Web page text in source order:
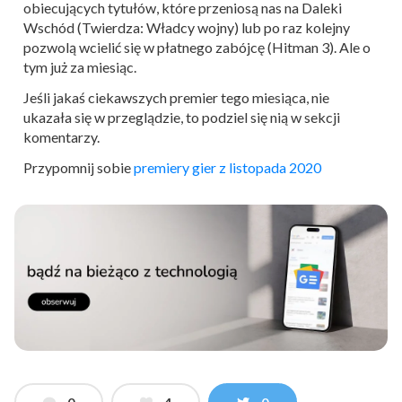
obiecujących tytułów, które przeniosą nas na Daleki
Wschód (Twierdza: Władcy wojny) lub po raz kolejny
pozwolą wcielić się w płatnego zabójcę (Hitman 3). Ale o
tym już za miesiąc.
Jeśli jakaś ciekawszych premier tego miesiąca, nie
ukazała się w przeglądzie, to podziel się nią w sekcji
komentarzy.
Przypomnij sobiepremiery gier z listopada 2020